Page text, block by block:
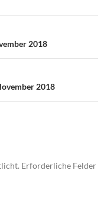
2018
2018
Erforderliche Felder